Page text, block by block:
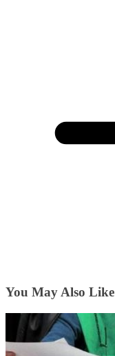
You May Also Like